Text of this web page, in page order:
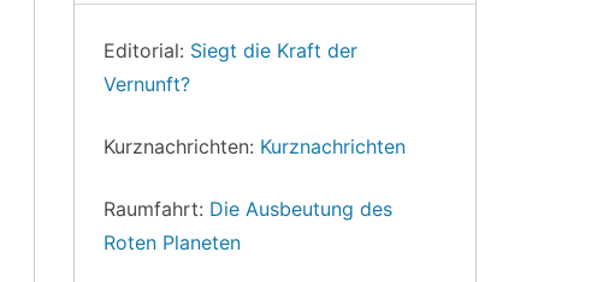
Editorial: Siegt die Kraft der
Vernunft?
Kurznachrichten: Kurznachrichten
Raumfahrt: Die Ausbeutung des
Roten Planeten